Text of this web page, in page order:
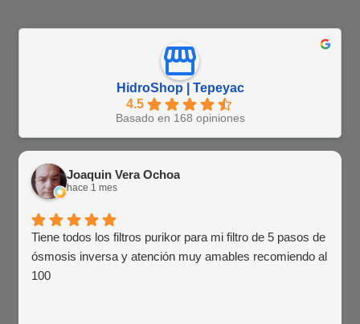
HidroShop | Tepeyac
4.5
Basado en 168 opiniones
Joaquin Vera Ochoa
hace 1 mes
Tiene todos los filtros purikor para mi filtro de 5 pasos de
ósmosis inversa y atención muy amables recomiendo al
100